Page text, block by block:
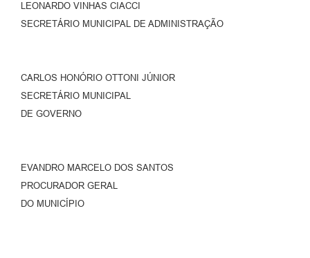
LEONARDO VINHAS CIACCI
SECRETÁRIO MUNICIPAL DE ADMINISTRAÇÃO
CARLOS HONÓRIO OTTONI JÚNIOR
SECRETÁRIO MUNICIPAL
DE GOVERNO
EVANDRO MARCELO DOS SANTOS
PROCURADOR GERAL
DO MUNICÍPIO